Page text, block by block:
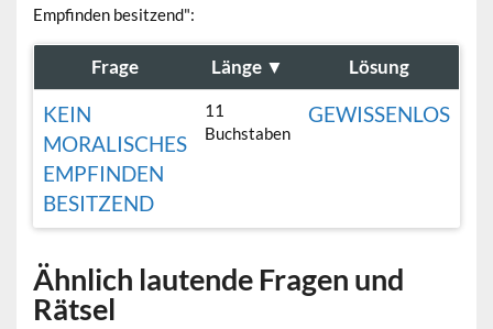
Empfinden besitzend":
Frage Länge ▼ Lösung
KEIN
MORALISCHES
EMPFINDEN
BESITZEND
11
Buchstaben
GEWISSENLOS
Ähnlich lautende Fragen und
Rätsel